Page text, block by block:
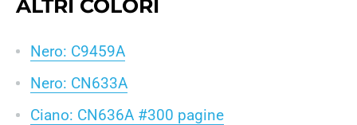
ALTRI COLORI
Nero: C9459A
Nero: CN633A
Ciano: CN636A #300 pagine